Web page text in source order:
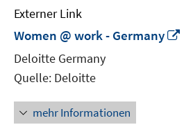
Externer Link
Women @ work - Germany
Deloitte Germany
Quelle: Deloitte
mehr Informationen